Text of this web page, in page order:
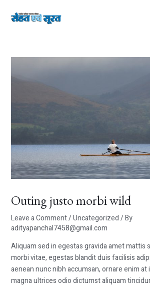
Outing justo morbi wild
Leave a Comment/Uncategorized/ By
adityapanchal7458@gmail.com
Aliquam sed in egestas gravida amet mattis
morbi vitae, egestas blandit duis facilisis
aenean nunc nibh accumsan, ornare enim
magna ultrices odio dictumst aliquam
navigation